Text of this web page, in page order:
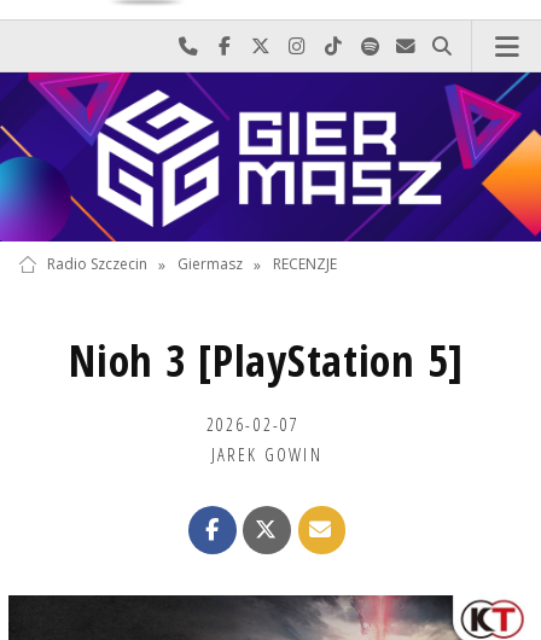
Najlepiej po prostu do nas zadzwoń
Odwiedź nas na Facebook-u
Odwiedź nas na X
Odwiedź nas na Instagram-ie
Odwiedź nas na TikTok-u
Szukaj nas na Spotify
Wyślij do nas
Szukaj
Radio Szczecin » Giermasz » RECENZJE
Nioh 3 [PlayStation 5]
2026-02-07
JAREK GOWIN